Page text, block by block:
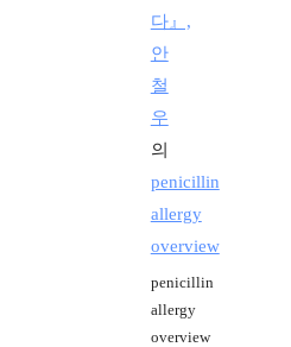
다』,
안
철
우
의
penicillin
allergy
overview
penicillin
allergy
overview